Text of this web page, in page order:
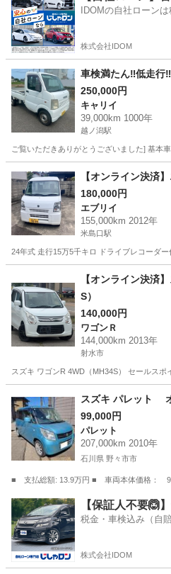
IDOMの自社ローン
株式会社IDOM
車検満たん‼️低走行
250,000円
キャリイ
39,000km 1000年
越ノ潟駅
ご覧いただきありがとうございました] 基本
富山 射水市 越ノ潟駅 キャリイ
【オンライン決済
180,000円
エブリイ
155,000km 2012年
米島口駅
24年式 走行15万5千キロ ドライブレコーダ
米島口駅 エブリイ
【オンライン決済
S）
140,000円
ワゴンＲ
144,000km 2013年
射水市
スズキ ワゴンR 4WD（MH34S） セールス
ワゴンＲ
スズキ パレット
99,000円
パレット
207,000km 2010年
石川県 野々市市
■ 支払総額: 13.9万円 ■ 車両本体価格
石川 野々市市 パレット
【保証人不要🙆
税金・車検込み（自
株式会社IDOM